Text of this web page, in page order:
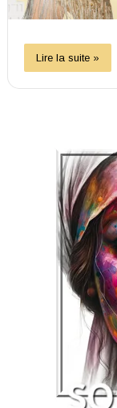
Lire la suite »